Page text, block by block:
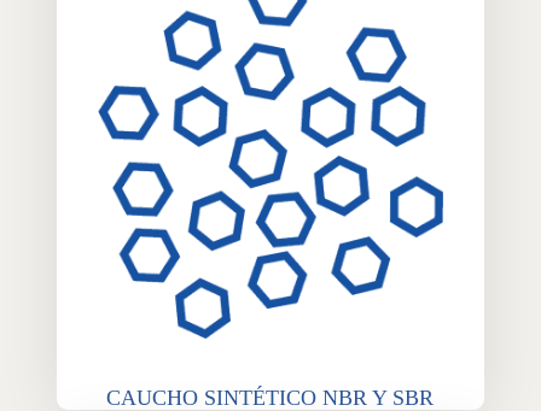
CAUCHO SINTÉTICO NBR Y SBR